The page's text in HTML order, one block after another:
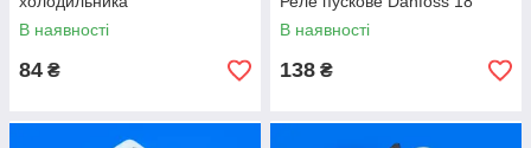
В наявності
84 ₴
В наявності
138 ₴